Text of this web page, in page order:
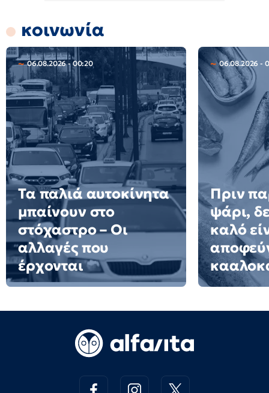
κοινωνία
06.08.2026 - 00:20
Τα παλιά αυτοκίνητα
μπαίνουν στο
στόχαστρο – Οι
αλλαγές που
έρχονται
06.08.2026 -
Πριν
ψάρι,
καλό